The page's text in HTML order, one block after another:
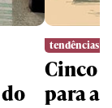
tendências
Cinco
para a